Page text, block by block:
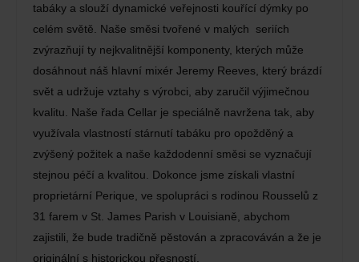
tabáky a slouží dynamické veřejnosti kouřící dýmky po
celém světě. Naše směsi tvořené v malých seriích
zvýrazňují ty nejkvalitnější komponenty, kterých může
dosáhnout náš hlavní mixér Jeremy Reeves, který brázdí
svět a udržuje vztahy s výrobci, aby zaručil výjimečnou
kvalitu. Naše řada Cellar je speciálně navržena tak, aby
využívala vlastností stárnutí tabáku pro opožděný a
zvýšený požitek a naše každodenní směsi se vyznačují
stejnou péčí a kvalitou. Dokonce jsme získali vlastní
proprietární Perique, ve spolupráci s rodinou Rousselů z
31 farem v St. James Parish v Louisianě, abychom
zajistili, že bude tradičně pěstován a zpracováván a že je
originální s historickou přesností.